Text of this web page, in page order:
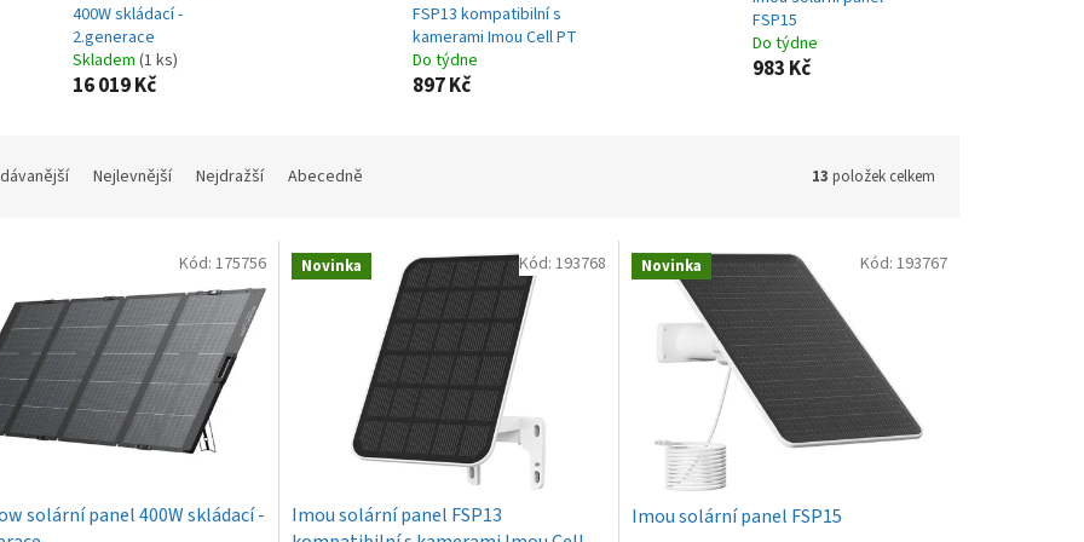
400W skládací -
2.generace
Skladem (1 ks)
16 019 Kč
FSP13 kompatibilní s
kamerami Imou Cell PT
Do týdne
897 Kč
FSP15
Do týdne
983 Kč
Nejlevnější Nejdražší Abecedně 13 položek celkem
solární panel 400W skládací -
Kód: 175756 Novinka
Imou solární panel FSP13
Kód: 193768 Novinka
Imou solární panel FSP15
Kód: 193767